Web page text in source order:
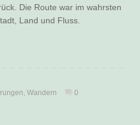
Die Route war im wahrsten
Land und Fluss.
Wandern 0